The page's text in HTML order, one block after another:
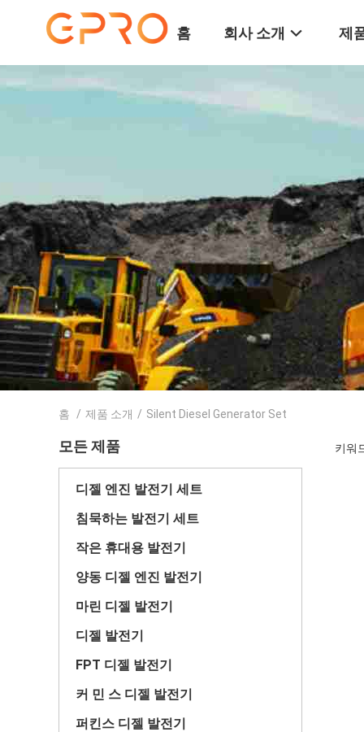
홈 회사 소개 제
홈 / 제품 소개 / Silent Diesel Generator Set
모든 제품
디젤 엔진 발전기 세트
침묵하는 발전기 세트
작은 휴대용 발전기
양동 디젤 엔진 발전기
마린 디젤 발전기
디젤 발전기
FPT 디젤 발전기
커 민 스 디젤 발전기
퍼킨스 디젤 발전기
키워